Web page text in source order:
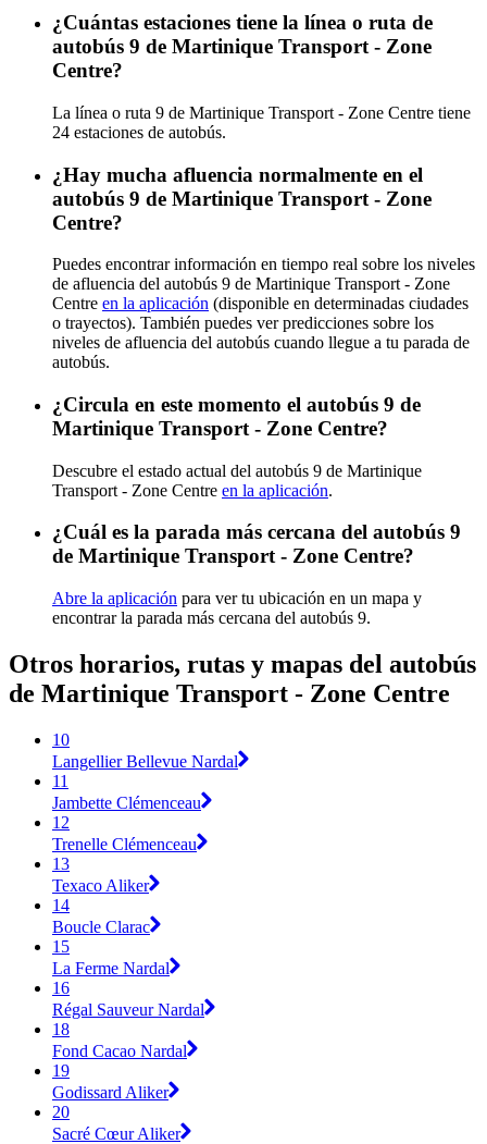
¿Cuántas estaciones tiene la línea o ruta de
autobús 9 de Martinique Transport - Zone
Centre?
La línea o ruta 9 de Martinique Transport - Zone Centre tiene
24 estaciones de autobús.
¿Hay mucha afluencia normalmente en el
autobús 9 de Martinique Transport - Zone
Centre?
Puedes encontrar información en tiempo real sobre los niveles
de afluencia del autobús 9 de Martinique Transport - Zone
Centre en la aplicación (disponible en determinadas ciudades
o trayectos). También puedes ver predicciones sobre los
niveles de afluencia del autobús cuando llegue a tu parada de
autobús.
¿Circula en este momento el autobús 9 de
Martinique Transport - Zone Centre?
Descubre el estado actual del autobús 9 de Martinique
Transport - Zone Centre en la aplicación.
¿Cuál es la parada más cercana del autobús 9
de Martinique Transport - Zone Centre?
Abre la aplicación para ver tu ubicación en un mapa y
encontrar la parada más cercana del autobús 9.
Otros horarios, rutas y mapas del autobús
de Martinique Transport - Zone Centre
10
Langellier Bellevue Nardal
11
Jambette Clémenceau
12
Trenelle Clémenceau
13
Texaco Aliker
14
Boucle Clarac
15
La Ferme Nardal
16
Régal Sauveur Nardal
18
Fond Cacao Nardal
19
Godissard Aliker
20
Sacré Cœur Aliker